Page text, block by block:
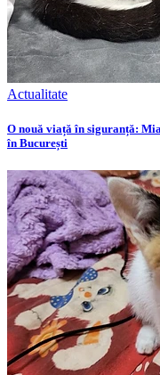
Actualitate
O nouă viață în siguranță:
în București